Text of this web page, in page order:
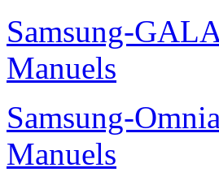
Samsung-
Manuels
Samsung-
Manuels